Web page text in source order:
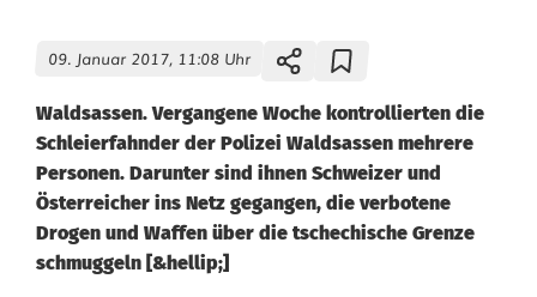
09. Januar 2017, 11:08 Uhr
Waldsassen. Vergangene Woche kontrollierten die
Schleierfahnder der Polizei Waldsassen mehrere
Personen. Darunter sind ihnen Schweizer und
Österreicher ins Netz gegangen, die verbotene
Drogen und Waffen über die tschechische Grenze
schmuggeln [&hellip;]